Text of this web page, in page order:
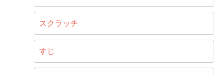
スクラッチ
すじ